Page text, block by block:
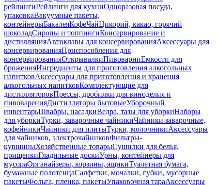
рейлингиРейлинги для кухниОдноразовая посуда,
упаковкаВакуумные пакеты,
контейнерыБакалеяКофеЧайЦикорий, какао, горячий
шоколадСиропы и топпингиКонсервирование и
дистилляцияАвтоклавы для консервированияАксессуары для
консервированияПриспособления для
консервированияОткрывалкиПивоварниЕмкости для
броженияИнгредиенты для приготовления алкогольных
напитковАксессуары для приготовления и хранения
алкогольных напитковКомплектующие для
дистилляторовПрессы, дробилки для виноделия и
пивоваренияДистилляторы бытовыеУборочный
инвентарьШвабры, насадкиВедра, тазы для уборкиНаборы
для уборкиТурки, заварочные чайникиЧайники заварочные,
кофейникиЧайники для плитыТурки, молочникиАксессуары
для чайников, электрочайниковФильтры-
кувшиныХозяйственные товарыСушилки для белья,
прищепкиГладильные доскиУрны, контейнеры для
мусораОрганайзеры, корзины, ящикиТуалетная бумага,
бумажные полотенцаСалфетки, мочалки, губки, мусорные
пакетыФольга, пленка, пакетыУпаковочная тараАксессуары